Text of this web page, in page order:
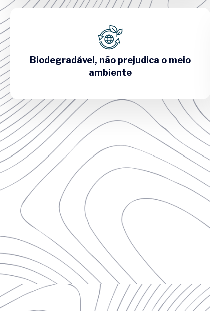
Biodegradável, não prejudica o meio
ambiente